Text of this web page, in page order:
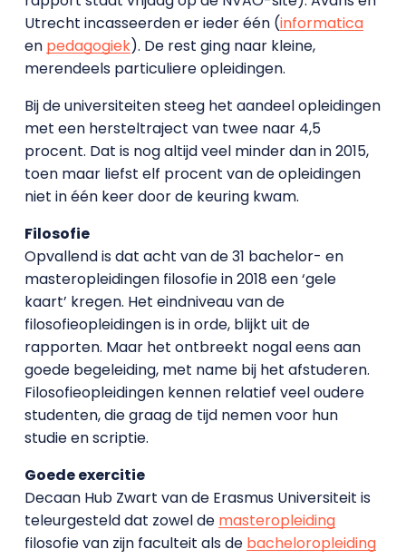
Utrecht incasseerden er ieder één (informatica
en pedagogiek). De rest ging naar kleine,
merendeels particuliere opleidingen.
Bij de universiteiten steeg het aandeel opleidingen
met een hersteltraject van twee naar 4,5
procent. Dat is nog altijd veel minder dan in 2015,
toen maar liefst elf procent van de opleidingen
niet in één keer door de keuring kwam.
Filosofie
Opvallend is dat acht van de 31 bachelor- en
masteropleidingen filosofie in 2018 een ‘gele
kaart’ kregen. Het eindniveau van de
filosofieopleidingen is in orde, blijkt uit de
rapporten. Maar het ontbreekt nogal eens aan
goede begeleiding, met name bij het afstuderen.
Filosofieopleidingen kennen relatief veel oudere
studenten, die graag de tijd nemen voor hun
studie en scriptie.
Goede exercitie
Decaan Hub Zwart van de Erasmus Universiteit is
teleurgesteld dat zowel de masteropleiding
filosofie van zijn faculteit als de bacheloropleiding